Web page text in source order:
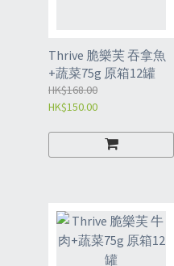
Thrive 脆樂芙 吞拿魚
+蔬菜75g 原箱12罐
HK$168.00
HK$150.00